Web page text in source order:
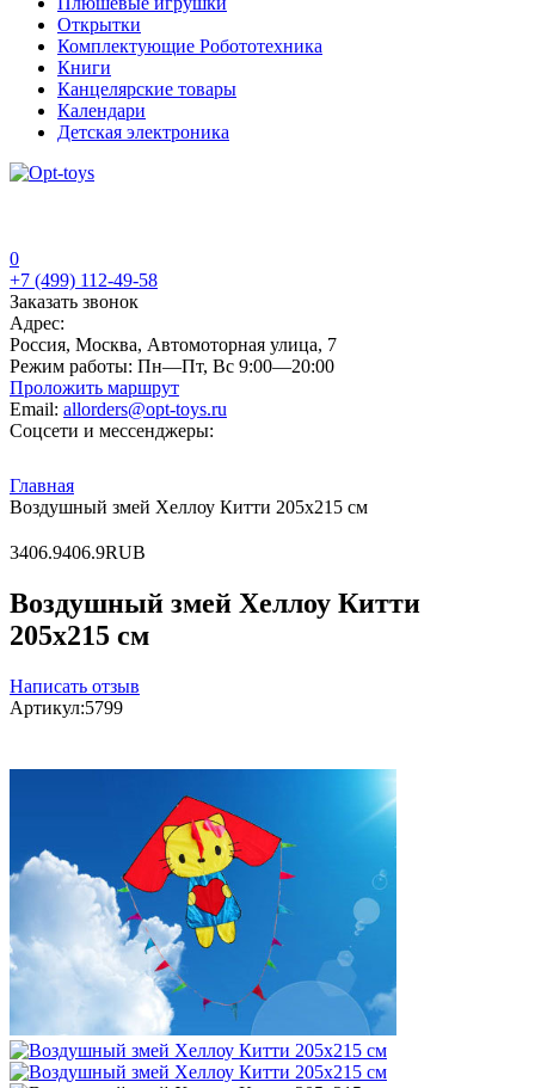
Открытки
Комплектующие Робототехника
Книги
Канцелярские товары
Календари
Детская электроника
0
+7 (499) 112-49-58
Заказать звонок
Адрес:
Россия, Москва, Автомоторная улица, 7
Режим работы: Пн—Пт, Вс 9:00—20:00
Проложить маршрут
Email: allorders@opt-toys.ru
Соцсети и мессенджеры:
Главная
Воздушный змей Хеллоу Китти 205x215 см
3406.9406.9RUB
Воздушный змей Хеллоу Китти
205x215 см
Написать отзыв
Артикул:5799